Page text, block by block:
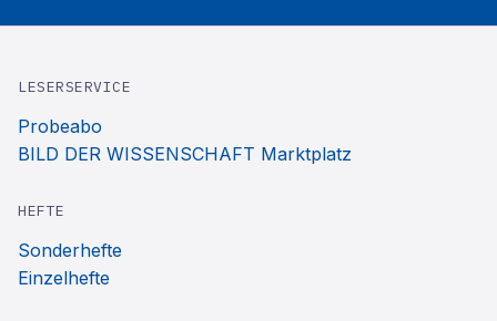
LESERSERVICE
Probeabo
BILD DER WISSENSCHAFT Marktplatz
HEFTE
Sonderhefte
Einzelhefte